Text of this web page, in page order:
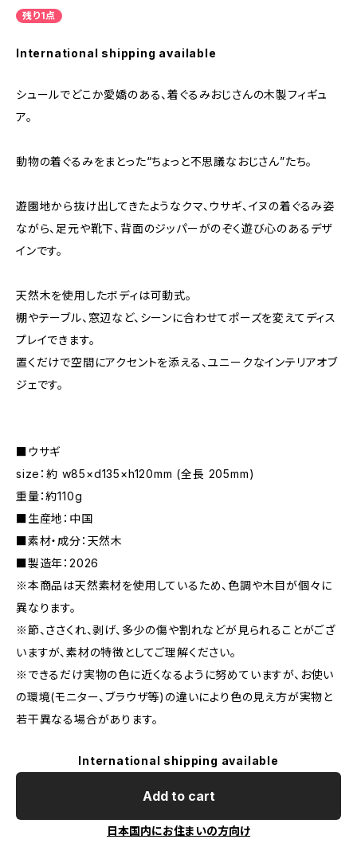
残り1点
International shipping available
シュールでどこか愛嬌のある、着ぐるみおじさんの木製フィギュ
ア。
動物の着ぐるみをまとった“ちょっと不思議なおじさん”たち。
遊園地から抜け出してきたようなクマ、ウサギ、イヌの着ぐるみ姿
ながら、足元や靴下、背面のジッパーがのぞく遊び心のあるデザ
インです。
天然木を使用したボディは可動式。
棚やテーブル、窓辺など、シーンに合わせてポーズを変えてディス
プレイできます。
置くだけで空間にアクセントを添える、ユニークなインテリアオブ
ジェです。
■ウサギ
size：約 w85×d135×h120mm (全長 205mm)
重量：約110g
■生産地：中国
■素材・成分：天然木
■製造年：2026
※本商品は天然素材を使用しているため、色調や木目が個々に
異なります。
※節、ささくれ、剥げ、多少の傷や割れなどが見られることがござ
いますが、素材の特徴としてご理解ください。
※できるだけ実物の色に近くなるように努めていますが、お使い
の環境(モニター、ブラウザ等)の違いにより色の見え方が実物と
若干異なる場合があります。
International shipping available
Add to cart
日本国内にお住まいの方向け